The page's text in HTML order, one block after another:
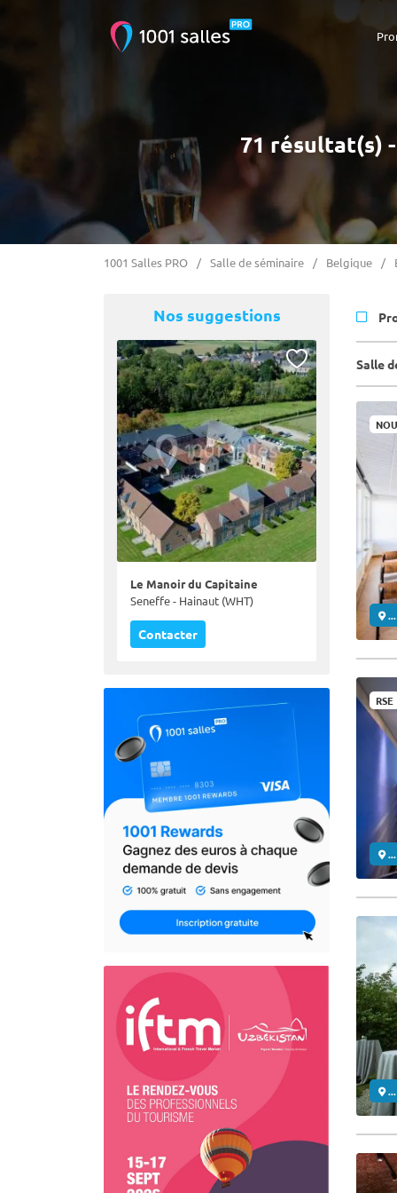
71 résultat(s)
1001 Salles PRO Salle de séminaire Belgique
Nos suggestions
Le Manoir du Capitaine
Seneffe - Hainaut (WHT)
Contacter
Salle
...
RSE
...
...